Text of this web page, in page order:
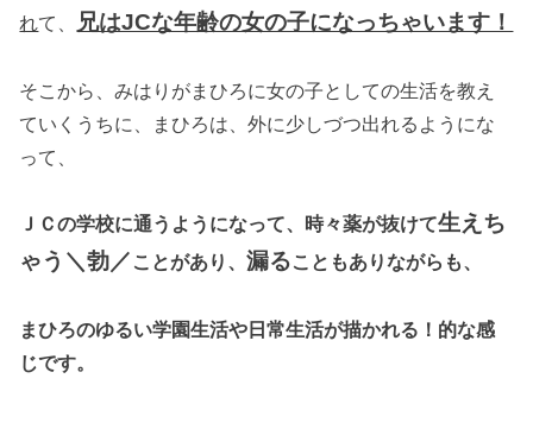
れて、 兄はJCな年齢の女の子になっちゃいます！
そこから、みはりがまひろに女の子としての生活を教え
ていくうちに、まひろは、外に少しづつ出れるようにな
って、
ＪＣの学校に通うようになって、時々薬が抜けて生えち
ゃう＼勃／ ことがあり、漏ることもありながらも、
まひろのゆるい学園生活や日常生活が描かれる！的な感
じです。